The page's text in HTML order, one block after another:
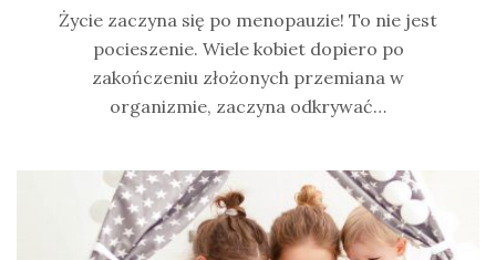
Życie zaczyna się po menopauzie! To nie jest
pocieszenie. Wiele kobiet dopiero po
zakończeniu złożonych przemiana w
organizmie, zaczyna odkrywać…